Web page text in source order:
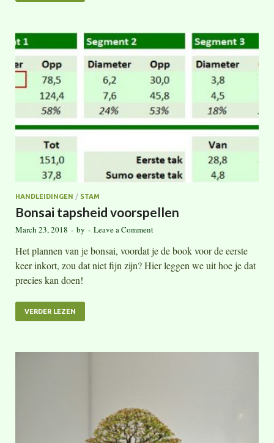
HANDLEIDINGEN / STAM
Bonsai tapsheid voorspellen
March 23, 2018 - by - Leave a Comment
Het plannen van je bonsai, voordat je de book voor de eerste
keer inkort, zou dat niet fijn zijn? Hier leggen we uit hoe je dat
precies kan doen!
VERDER LEZEN